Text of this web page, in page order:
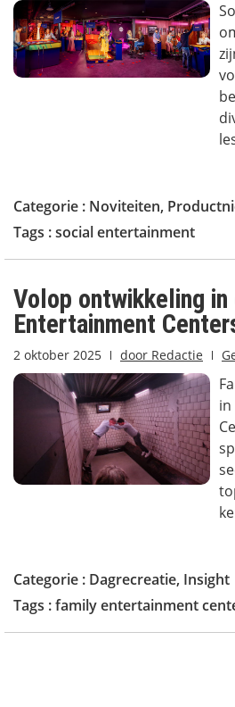
Categorie : Noviteiten,
Tags :social entertainment
Volop ontwikkeling
Entertainment
2 oktober 2025 door Redactie
in
Categorie : Dagrecreatie, Insight
Tags :family entertainment